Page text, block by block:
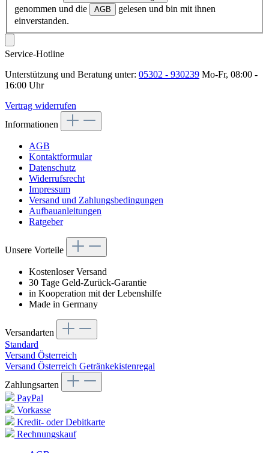
genommen und die
AGB
gelesen und bin mit ihnen
einverstanden.
Service-Hotline
Unterstützung und Beratung unter: 05302 - 930239 Mo-Fr, 08:00 -
16:00 Uhr
Vertrag widerrufen
Informationen
AGB
Kontaktformular
Datenschutz
Widerrufsrecht
Impressum
Versand und Zahlungsbedingungen
Aufbauanleitungen
Ratgeber
Unsere Vorteile
Kostenloser Versand
30 Tage Geld-Zurück-Garantie
in Kooperation mit der Lebenshilfe
Made in Germany
Versandarten
Standard
Versand Österreich
Versand Österreich Getränkekistenregal
Zahlungsarten
PayPal
Vorkasse
Kredit- oder Debitkarte
Rechnungskauf